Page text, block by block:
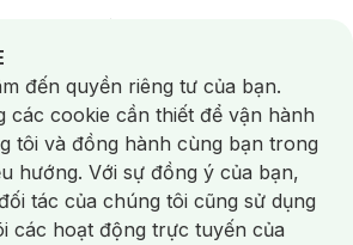
Massage/Mặt Nạ Xông Hơi /Nước Rửa Tay/
Chải Đánh Răng /Bàn Chải Điện/
Răng /Máy Tăm Nước/ Nước Súc Miệng/
Miệng / Dung Dịch Vệ Sinh/Dưỡng Vùng Kín/
Băng Vệ Sinh/Tampon/Bọt Cạo Râu /Dao Cạo Râu/
Khô / Mất Nước/ Da Lão Hóa/ Da Mụn/
Xỉn Màu Thâm / Nám / Tàn Nhang
/Viêm Da Cơ Địa
usage
đến quyền riêng tư của bạn.
các cookie cần thiết để vận hành
tôi và đồng hành cùng bạn trong
hướng. Với sự đồng ý của bạn,
tác của chúng tôi cũng sử dụng
các hoạt động trực tuyến của